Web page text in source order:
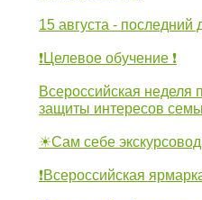
15 августа - последний
❗Целевое обучение ❗
Всероссийская
защиты интересов
☀Сам себе экскурсовод
❗Всероссийская